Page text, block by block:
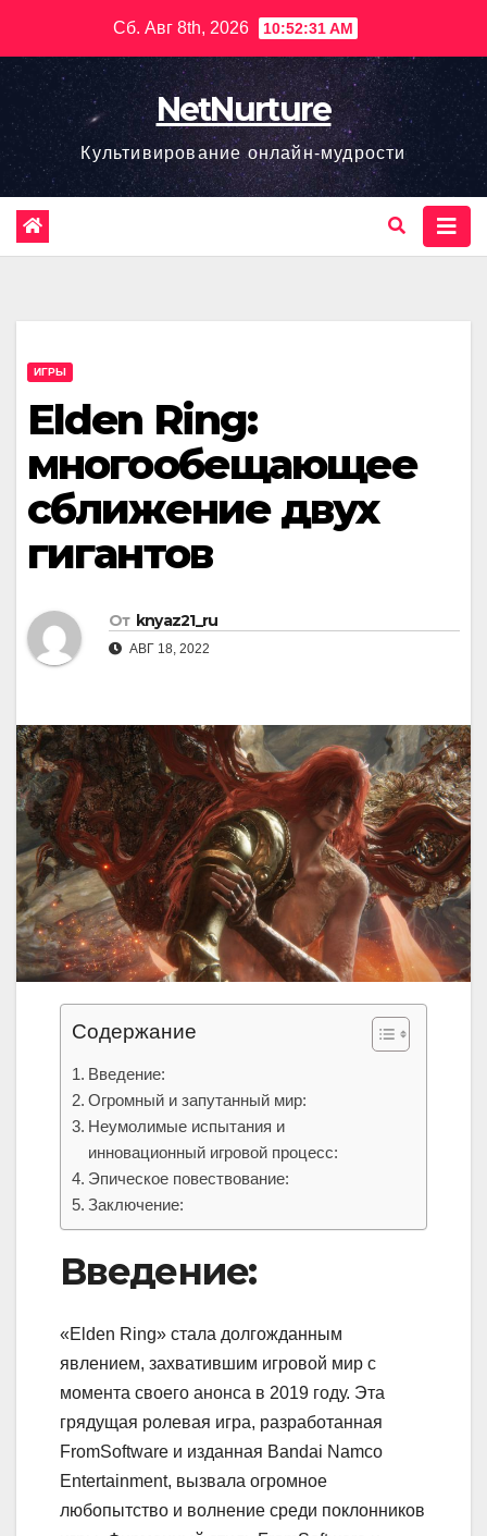
содержимому
Сб. Авг 8th, 2026 10:52:32 AM
NetNurture
Культивирование онлайн-мудрости
ИГРЫ
Elden Ring:
многообещающее
сближение двух
гигантов
От knyaz21_ru
АВГ 18, 2022
Содержание
Введение:
Огромный и запутанный мир:
Неумолимые испытания и
инновационный игровой процесс:
Эпическое повествование:
Заключение:
Введение:
«Elden Ring» стала долгожданным
явлением, захватившим игровой мир с
момента своего анонса в 2019 году. Эта
грядущая ролевая игра, разработанная
FromSoftware и изданная Bandai Namco
Entertainment, вызвала огромное
любопытство и волнение среди поклонников